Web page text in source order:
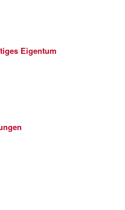
Eigentum